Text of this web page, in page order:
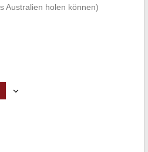
Australien holen können)